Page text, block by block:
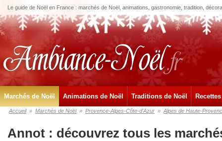
Le guide de Noël en France : marchés de Noël, animations, gastronomie, tradition,
Marchés de Noël Animations de Noël Traditions de Noël
Accueil » Marchés de Noël » Provence-Alpes-Côte-d'Azur » Alpes de Haute-
Annot : découvrez tous les